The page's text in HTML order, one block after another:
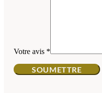
Votre avis *